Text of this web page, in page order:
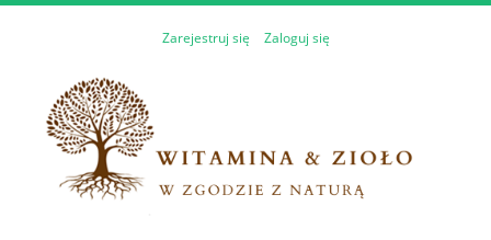
Zarejestruj się Zaloguj się